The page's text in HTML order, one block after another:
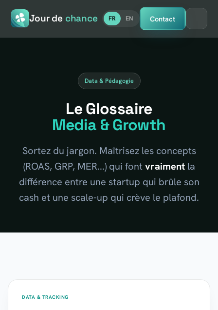
Jour de chance FR EN Contact
Data & Pédagogie
Le Glossaire
Media & Growth
Sortez du jargon. Maîtrisez les concepts
(ROAS, GRP, MER...) qui fontvraimentla
différence entre une startup qui brûle son
cash et une scale-up qui crève le plafond.
DATA & TRACKING